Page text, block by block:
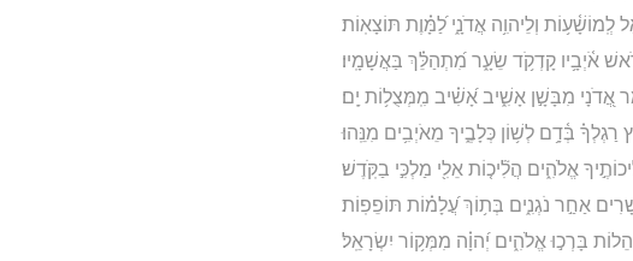
לְֽמוֹשָׁ֫ע֥וֹת וְלֵיהוִ֥ה אֲדֹנָ֑י לַ֝מָּ֗וֶת תּוֹצָאֽוֹת׃
אֹ֫יְבָ֥יו קָדְקֹ֥ד שֵׂעָ֑ר מִ֝תְהַלֵּ֗ךְ בַּאֲשָׁמָֽיו׃
אֲ֭דֹנָי מִבָּשָׁ֣ן אָשִׁ֑יב אָ֝שִׁ֗יב מִֽמְּצֻל֥וֹת יָֽם׃
בְּ֫דָ֥ם לְשׁ֥וֹן כְּלָבֶ֑יךָ מֵאֹיְבִ֥ים מִנֵּֽהוּ׃
אֱלֹהִ֑ים הֲלִ֘יכ֤וֹת אֵלִ֖י מַלְכִּ֣י בַקֹּֽדֶשׁ׃
אַחַ֣ר נֹגְנִ֑ים בְּת֥וֹךְ עֲ֝לָמ֗וֹת תּוֹפֵפֽוֹת׃
בָּרְכ֣וּ אֱלֹהִ֑ים יְ֝הוָ֗ה מִמְּק֥וֹר יִשְׂרָאֵֽל׃